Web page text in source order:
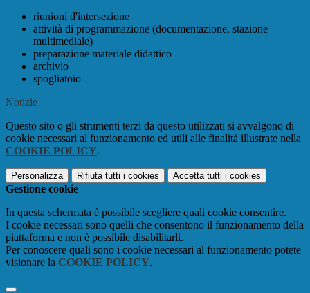
riunioni d'intersezione
attività di programmazione (documentazione, stazione
multimediale)
preparazione materiale didattico
archivio
spogliatoio
Notizie
Questo sito o gli strumenti terzi da questo utilizzati si avvalgono di
cookie necessari al funzionamento ed utili alle finalità illustrate nella
COOKIE POLICY.
Personalizza Rifiuta tutti i cookies Accetta tutti i cookies
Gestione cookie
In questa schermata è possibile scegliere quali cookie consentire.
I cookie necessari sono quelli che consentono il funzionamento della
piattaforma e non è possibile disabilitarli.
Per conoscere quali sono i cookie necessari al funzionamento potete
visionare la COOKIE POLICY.